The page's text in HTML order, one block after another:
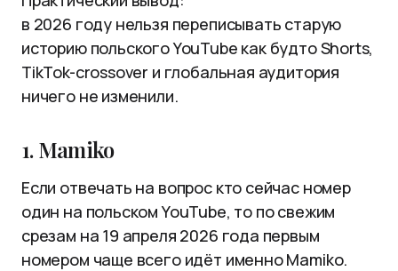
в 2026 году нельзя переписывать старую
историю польского YouTube как будто Shorts,
TikTok-crossover и глобальная аудитория
ничего не изменили.
1. Mamiko
Если отвечать на вопрос кто сейчас номер
один на польском YouTube, то по свежим
срезам на 19 апреля 2026 года первым
номером чаще всего идёт именно Mamiko.